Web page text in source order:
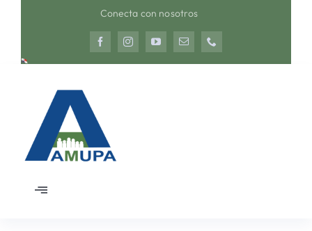
Conecta con nosotros
Toggle